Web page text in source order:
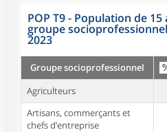
POP T9 - Population de
groupe
2023
Groupe socioprofessionnel
Agriculteurs
Artisans, commerçants et
chefs d’entreprise